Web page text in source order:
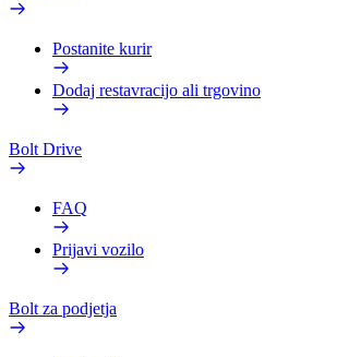
Postanite kurir
Dodaj restavracijo ali trgovino
Bolt Drive
FAQ
Prijavi vozilo
Bolt za podjetja